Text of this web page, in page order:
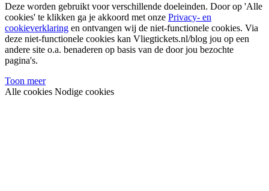
Deze worden gebruikt voor verschillende doeleinden. Door op 'Alle
cookies' te klikken ga je akkoord met onze Privacy- en
cookieverklaring en ontvangen wij de niet-functionele cookies. Via
deze niet-functionele cookies kan Vliegtickets.nl/blog jou op een
andere site o.a. benaderen op basis van de door jou bezochte
pagina's.
Toon meer
Alle cookies Nodige cookies